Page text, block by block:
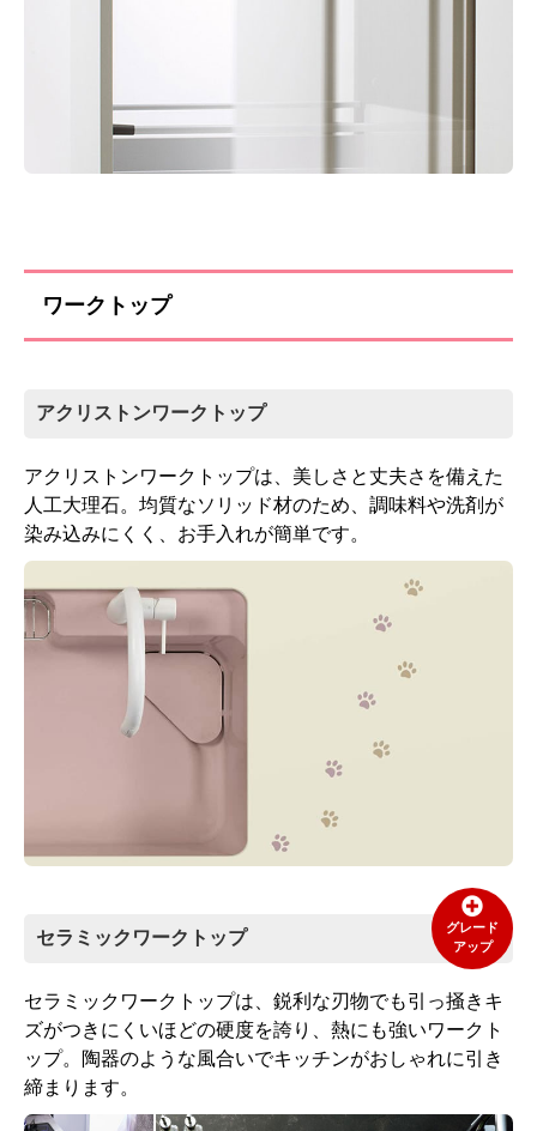
ワークトップ
アクリストンワークトップ
アクリストンワークトップは、美しさと丈夫さを備えた
人工大理石。均質なソリッド材のため、調味料や洗剤が
染み込みにくく、お手入れが簡単です。
セラミックワークトップ
グレード
アップ
セラミックワークトップは、鋭利な刃物でも引っ掻きキ
ズがつきにくいほどの硬度を誇り、熱にも強いワークト
ップ。陶器のような風合いでキッチンがおしゃれに引き
締まります。